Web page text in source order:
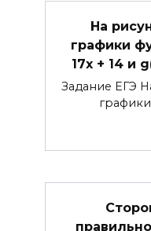
На
графики
17x + 14 и
Задание ЕГЭ